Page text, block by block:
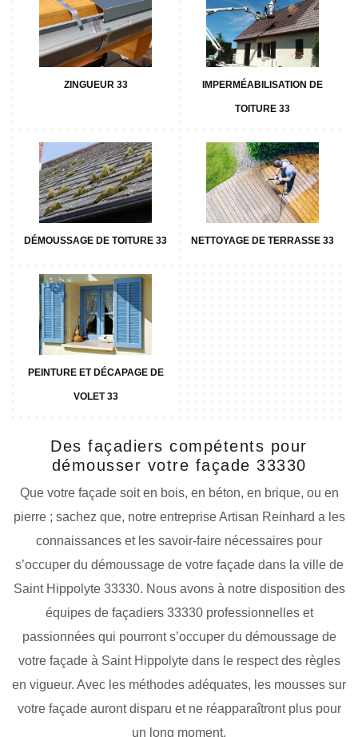
ZINGUEUR 33 IMPERMÉABILISATION DE
TOITURE 33
DÉMOUSSAGE DE TOITURE 33 NETTOYAGE DE TERRASSE 33
PEINTURE ET DÉCAPAGE DE
VOLET 33
Des façadiers compétents pour
démousser votre façade 33330
Que votre façade soit en bois, en béton, en brique, ou en
pierre ; sachez que, notre entreprise Artisan Reinhard a les
connaissances et les savoir-faire nécessaires pour
s’occuper du démoussage de votre façade dans la ville de
Saint Hippolyte 33330. Nous avons à notre disposition des
équipes de façadiers 33330 professionnelles et
passionnées qui pourront s’occuper du démoussage de
votre façade à Saint Hippolyte dans le respect des règles
en vigueur. Avec les méthodes adéquates, les mousses sur
votre façade auront disparu et ne réapparaîtront plus pour
un long moment.